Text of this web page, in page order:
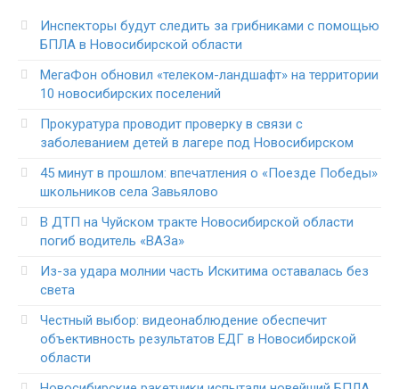
Инспекторы будут следить за грибниками с помощью
БПЛА в Новосибирской области
МегаФон обновил «телеком-ландшафт» на территории
10 новосибирских поселений
Прокуратура проводит проверку в связи с
заболеванием детей в лагере под Новосибирском
45 минут в прошлом: впечатления о «Поезде Победы»
школьников села Завьялово
В ДТП на Чуйском тракте Новосибирской области
погиб водитель «ВАЗа»
Из-за удара молнии часть Искитима оставалась без
света
Честный выбор: видеонаблюдение обеспечит
объективность результатов ЕДГ в Новосибирской
области